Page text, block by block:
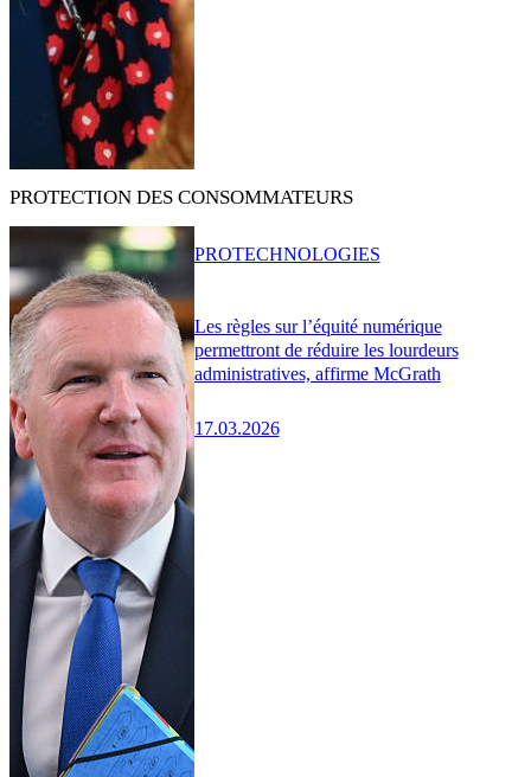
PROTECTION DES CONSOMMATEURS
Les règles sur l’équité numérique
permettront de réduire les lourdeurs
administratives, affirme McGrath
17.03.2026
PROTECHNOLOGIES